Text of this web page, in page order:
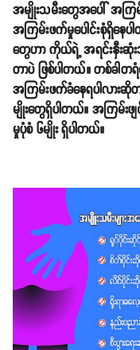
အမျိုးသမီးတွေအပေါ် အကြ
အကြမ်းဖက်မှုပေါင်းစုံရှိန
တွေဟာ ကိုယ်ရဲ့ အရင်းနှီးဆုံး
တာပဲ ဖြစ်ပါတယ်။ တစ်ခ
အကြမ်းဖက်ခံနေရပါလား
မျိုးတွေရှိပါတယ်။ အကြမ်း
မှုပုံစံ ၆မျိုး ရှိပါတယ်။